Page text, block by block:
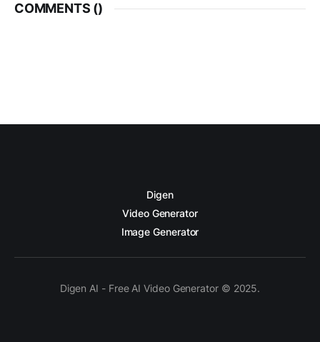
COMMENTS ()
Digen
Video Generator
Image Generator
Digen AI - Free AI Video Generator © 2025.